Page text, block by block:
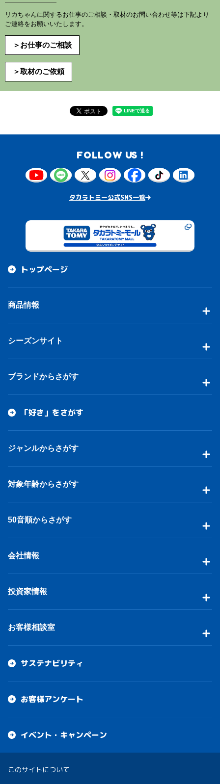
リカちゃんに関するお仕事のご相談・取材のお問い合わせ等は下記より
ご連絡をお願いいたします。
＞お仕事のご相談
＞取材のご依頼
FOLLOW US !
タカラトミー公式SNS一覧
トップページ
商品情報
シーズンサイト
ブランドからさがす
「好き」をさがす
ジャンルからさがす
対象年齢からさがす
50音順からさがす
会社情報
投資家情報
お客様相談室
サステナビリティ
お客様アンケート
イベント・キャンペーン
このサイトについて